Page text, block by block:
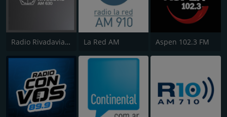
Radio Rivadavia 630 AM La Red AM Aspen 102.3 FM